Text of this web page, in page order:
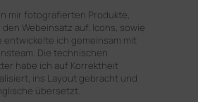
mir fotografierten Produkte,
Webeinsatz auf. Icons, sowie
entwickelte ich gemeinsam mit
Die technischen
habe ich auf Korrektheit
ins Layout gebracht und
übersetzt.